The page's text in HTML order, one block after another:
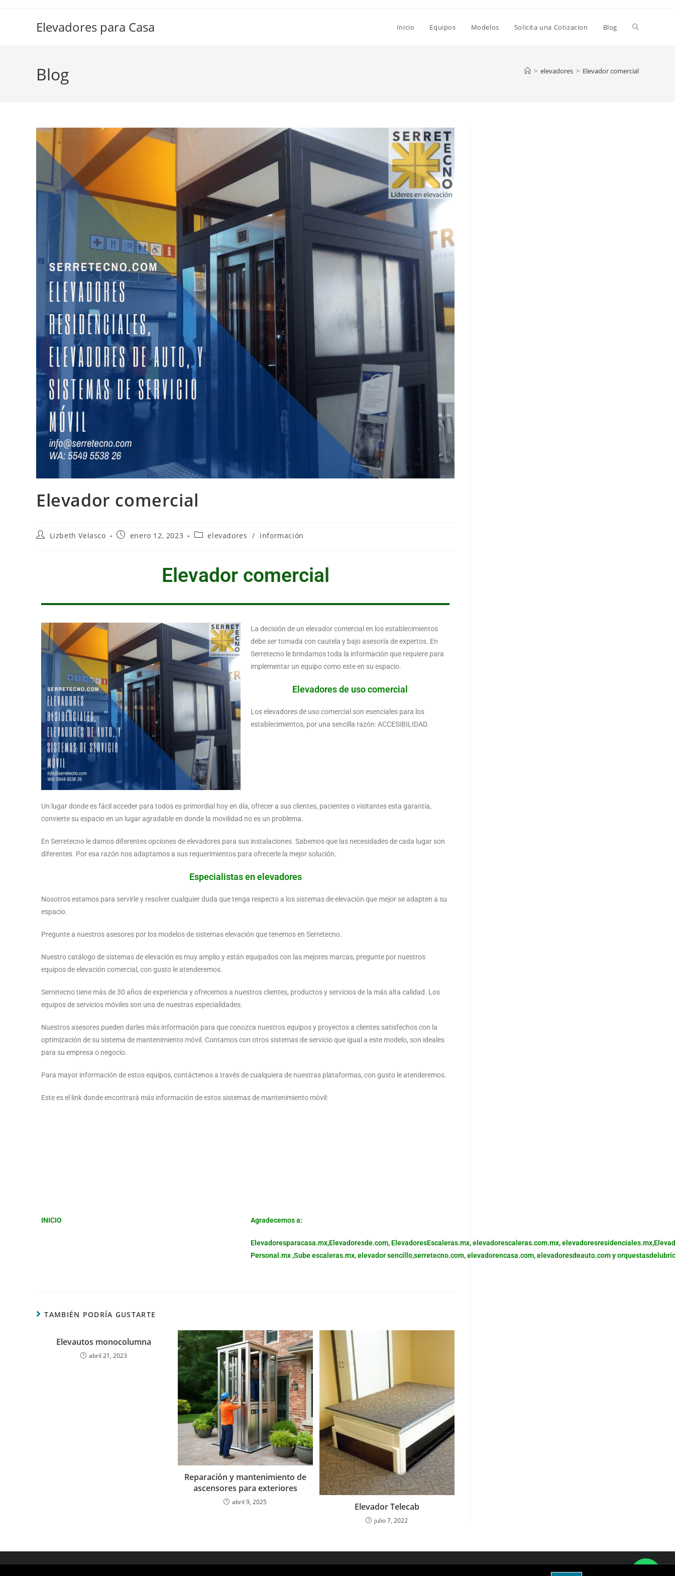
Elevadores para Casa Inicio Equipos Modelos Solicita una Cotizacion Blog
Blog > elevadores > Elevador comercial
Elevador comercial
Lizbeth Velasco enero 12, 2023 elevadores / información
Elevador comercial
La decisión de un elevador comercial en los establecimientos
debe ser tomada con cautela y bajo asesoría de expertos. En
Serretecno le brindamos toda la información que requiere para
implementar un equipo como este en su espacio.
Elevadores de uso comercial
Los elevadores de uso comercial son esenciales para los
establecimientos, por una sencilla razón: ACCESIBILIDAD.
Un lugar donde es fácil acceder para todos es primordial hoy en día, ofrecer a sus clientes, pacientes o visitantes esta garantía,
convierte su espacio en un lugar agradable en donde la movilidad no es un problema.
En Serretecno le damos diferentes opciones de elevadores para sus instalaciones. Sabemos que las necesidades de cada lugar son
diferentes. Por esa razón nos adaptamos a sus requerimientos para ofrecerle la mejor solución.
Especialistas en elevadores
Nosotros estamos para servirle y resolver cualquier duda que tenga respecto a los sistemas de elevación que mejor se adapten a su
espacio.
Pregunte a nuestros asesores por los modelos de sistemas elevación que tenemos en Serretecno.
Nuestro catálogo de sistemas de elevación es muy amplio y están equipados con las mejores marcas, pregunte por nuestros
equipos de elevación comercial, con gusto le atenderemos.
Serretecno tiene más de 30 años de experiencia y ofrecemos a nuestros clientes, productos y servicios de la más alta calidad. Los
equipos de servicios móviles son una de nuestras especialidades.
Nuestros asesores pueden darles más información para que conozca nuestros equipos y proyectos a clientes satisfechos con la
optimización de su sistema de mantenimiento móvil. Contamos con otros sistemas de servicio que igual a este modelo, son ideales
para su empresa o negocio.
Para mayor información de estos equipos, contáctenos a través de cualquiera de nuestras plataformas, con gusto le atenderemos.
Este es el link donde encontrará más información de estos sistemas de mantenimiento móvil:
INICIO Agradecemos a:
Elevadoresparacasa.mx,Elevadoresde.com, ElevadoresEscaleras.mx,elevadorescaleras.com.mx,elevadoresresidenciales.mx,
Personal.mx ,Sube escaleras.mx,elevador sencillo,serretecno.com, elevadorencasa.com, elevadoresdeauto.comy
TAMBIÉN PODRÍA GUSTARTE
Elevautos monocolumna
abril 21, 2023
Reparación y mantenimiento de
ascensores para exteriores
abril 9, 2025 Elevador Telecab
julio 7, 2022